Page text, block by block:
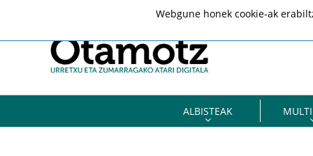
ALBISTEAK
Webgune honek cookie-ak